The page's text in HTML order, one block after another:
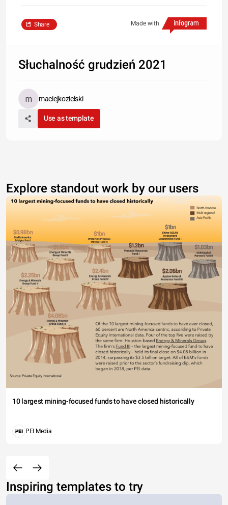
Made with
Share
Słuchalność grudzień 2021
maciejkozielski
Use as template
Explore standout work by our users
10 largest mining-focused funds to have closed historically
PEI Media
Inspiring templates to try